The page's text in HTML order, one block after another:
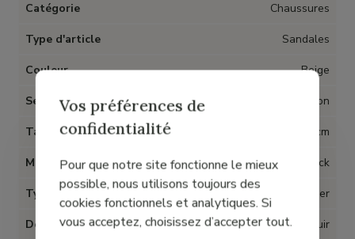
Catégorie Chaussures
Type d'article Sandales
Couleur Beige
Semelles amovibles Non
Talon 8 cm
Matière Cuir nubuck
Type talon Bottier
Doublure Cuir
Vos préférences de
confidentialité
Pour que notre site fonctionne le mieux
possible, nous utilisons toujours des
cookies fonctionnels et analytiques. Si
vous acceptez, choisissez d’accepter tout.